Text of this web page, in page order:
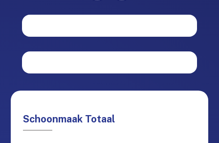
Schoonmaak Totaal